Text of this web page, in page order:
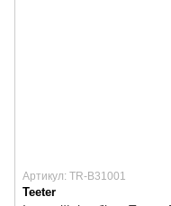
Артикул: TR-B31001
Teeter